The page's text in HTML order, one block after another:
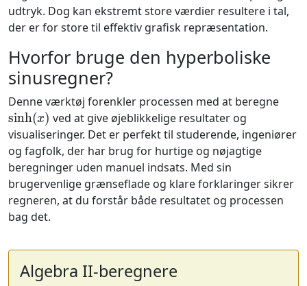
udtryk. Dog kan ekstremt store værdier resultere i tal,
der er for store til effektiv grafisk repræsentation.
Hvorfor bruge den hyperboliske
sinusregner?
Denne værktøj forenkler processen med at beregne
sinh(x)
ved at give øjeblikkelige resultater og
visualiseringer. Det er perfekt til studerende, ingeniører
og fagfolk, der har brug for hurtige og nøjagtige
beregninger uden manuel indsats. Med sin
brugervenlige grænseflade og klare forklaringer sikrer
regneren, at du forstår både resultatet og processen
bag det.
Algebra II-beregnere